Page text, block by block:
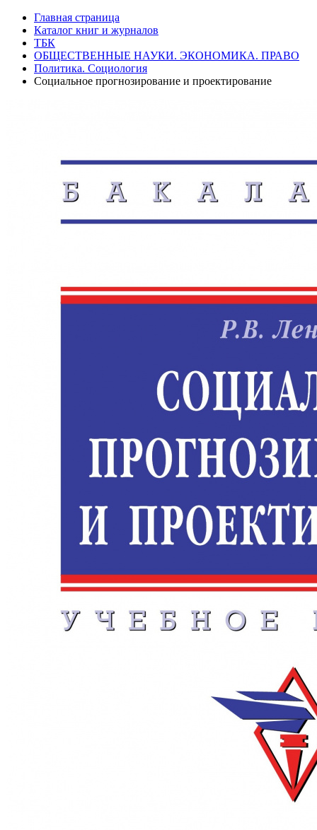
Главная страница
Каталог книг и журналов
ТБК
ОБЩЕСТВЕННЫЕ НАУКИ. ЭКОНОМИКА. ПРАВО
Политика. Социология
Социальное прогнозирование и проектирование